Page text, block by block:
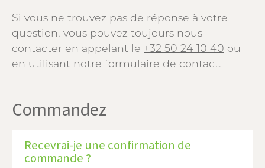
Si vous ne trouvez pas de réponse à votre
question, vous pouvez toujours nous
contacter en appelant le +32 50 24 10 40 ou
en utilisant notre formulaire de contact.
Commandez
Recevrai-je une confirmation de
commande ?